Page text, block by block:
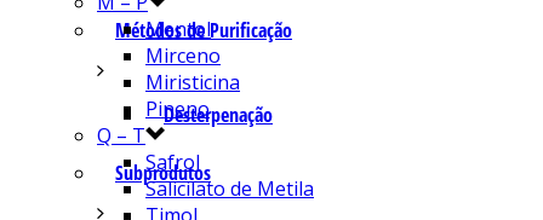
Métodos de Purificação
Desterpenação
Subprodutos
Mentol
Mirceno
Miristicina
Pineno
Q – T
Safrol
Salicilato de Metila